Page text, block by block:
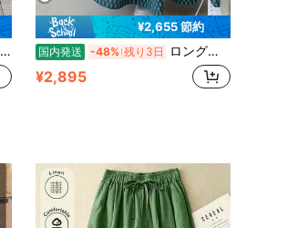
¥2,655 節約
国内発送 -48% 残り3日 ロングスカート マキシスカート ティアードスカート Aライン ウエストゴム ハイウエスト 切り替え ダイヤ柄 総柄 体型カバー 着痩せ 脚長効果 骨格ウェーブ 大人可愛い カジュアル ナチュラル リゾート 春夏 ブルー
¥2,895